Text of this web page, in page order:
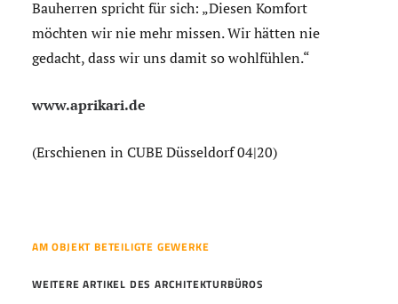
Bauherren spricht für sich: „Diesen Komfort
möchten wir nie mehr missen. Wir hätten nie
gedacht, dass wir uns damit so wohlfühlen.“
www.aprikari.de
(Erschienen in CUBE Düsseldorf 04|20)
AM OBJEKT BETEILIGTE GEWERKE
WEITERE ARTIKEL DES ARCHITEKTURBÜROS